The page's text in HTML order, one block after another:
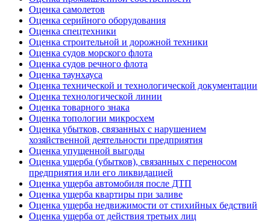
Оценка самолетов
Оценка серийного оборудования
Оценка спецтехники
Оценка строительной и дорожной техники
Оценка судов морского флота
Оценка судов речного флота
Оценка таунхауса
Оценка технической и технологической документации
Оценка технологической линии
Оценка товарного знака
Оценка топологии микросхем
Оценка убытков, связанных с нарушением
хозяйственной деятельности предприятия
Оценка упущенной выгоды
Оценка ущерба (убытков), связанных с переносом
предприятия или его ликвидацией
Оценка ущерба автомобиля после ДТП
Оценка ущерба квартиры при заливе
Оценка ущерба недвижимости от стихийных бедствий
Оценка ущерба от действия третьих лиц